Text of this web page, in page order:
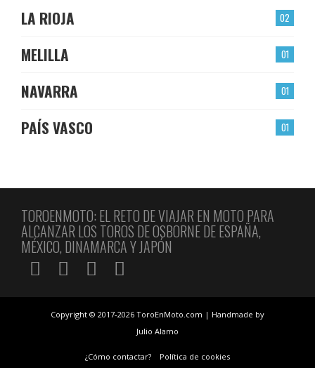
02
LA RIOJA
01
MELILLA
01
NAVARRA
01
PAÍS VASCO
TOROENMOTO: EL RETO DE VIAJAR EN MOTO PARA
ALCANZAR LOS TOROS DE OSBORNE DE ESPAÑA,
MÉXICO, DINAMARCA Y JAPÓN
Copyright © 2017-2026 ToroEnMoto.com | Handmade by
Julio Alamo
¿Cómo contactar? Política de cookies